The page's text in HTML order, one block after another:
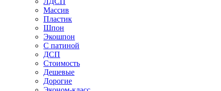
Массив
Пластик
Шпон
Экошпон
С патиной
ДСП
Стоимость
Дешевые
Дорогие